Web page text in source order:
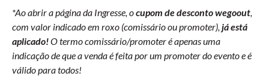
*Ao abrir a página da Ingresse, ocupom de desconto wegoout,
com valor indicado em roxo (comissário ou promoter),já está
aplicado!O termo comissário/promoter é apenas uma
indicação de que a venda é feita por um promoter do evento e é
válido para todos!